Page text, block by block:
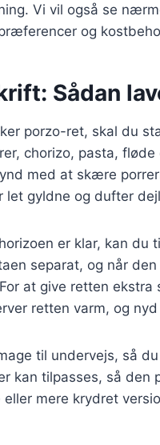
Vi vil også se
og
Sådan
porzo-ret, skal du
chorizo, pasta,
med at skære
let gyldne og dufter
er klar, kan
separat, og når
at give retten
retten varm, og
til undervejs, så
kan tilpasses, så
mere krydret